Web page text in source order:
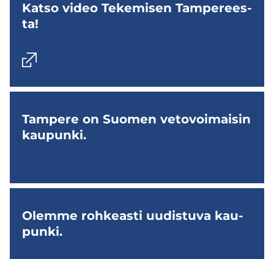
Katso video Te­ke­mi­sen Tam­pe­rees­
ta!
Tam­pe­re on Suo­men ve­to­voi­mai­sin
kau­pun­ki.
Olem­me roh­keas­ti uu­dis­tu­va kau­
pun­ki.